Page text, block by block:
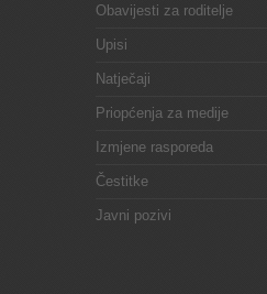
Obavijesti za roditelje
Upisi
Natječaji
Priopćenja za medije
Izmjene rasporeda
Čestitke
Javni pozivi